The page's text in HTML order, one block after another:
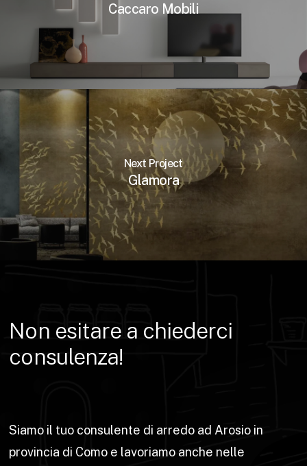
Caccaro Mobili
Next Project
Glamora
Non esitare a chiederci
consulenza!
Siamo il tuo consulente di arredo ad Arosio in
provincia di Como e lavoriamo anche nelle